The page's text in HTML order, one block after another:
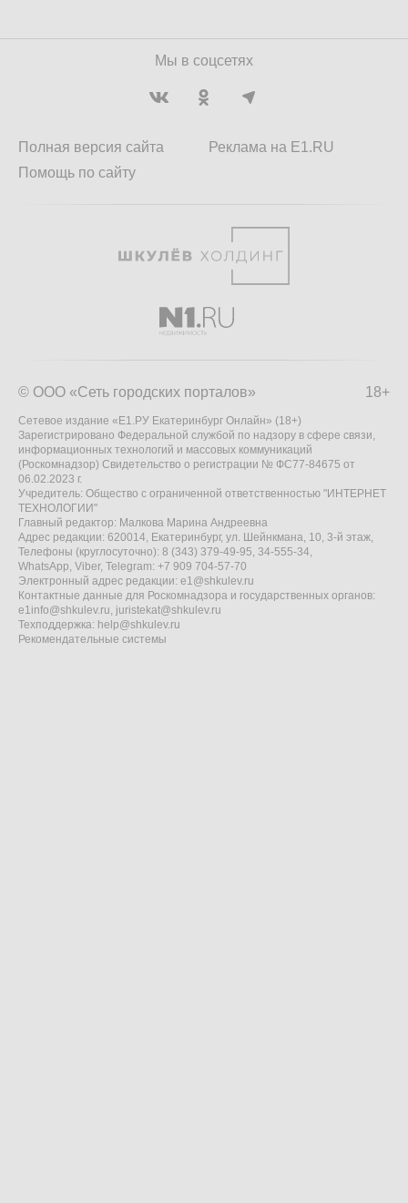
Мы в соцсетях
Полная версия сайта
Помощь по сайту
Реклама на E1.RU
18+
© ООО «Сеть городских порталов»
Сетевое издание «Е1.РУ Екатеринбург Онлайн» (18+)
Зарегистрировано Федеральной службой по надзору в сфере связи,
информационных технологий и массовых коммуникаций
(Роскомнадзор) Свидетельство о регистрации № ФС77-84675 от
06.02.2023 г.
Учредитель: Общество с ограниченной ответственностью "ИНТЕРНЕТ
ТЕХНОЛОГИИ"
Главный редактор: Малкова Марина Андреевна
Адрес редакции: 620014, Екатеринбург, ул. Шейнкмана, 10, 3-й этаж,
Телефоны (круглосуточно): 8 (343) 379-49-95, 34-555-34,
WhatsApp, Viber, Telegram: +7 909 704-57-70
Электронный адрес редакции: e1@shkulev.ru
Контактные данные для Роскомнадзора и государственных органов:
e1info@shkulev.ru, juristekat@shkulev.ru
Техподдержка: help@shkulev.ru
Рекомендательные системы